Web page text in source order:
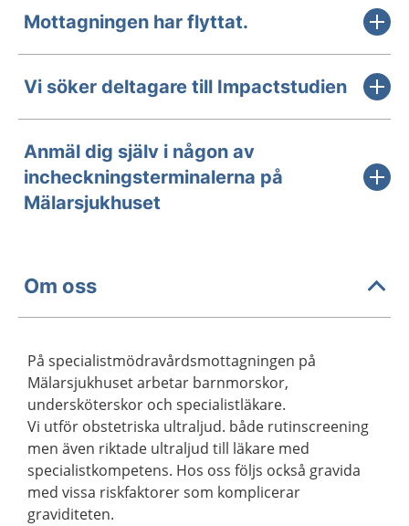
Mottagningen har flyttat.
Vi söker deltagare till Impactstudien
Anmäl dig själv i någon av
incheckningsterminalerna på
Mälarsjukhuset
Om oss
På specialistmödravårdsmottagningen på
Mälarsjukhuset arbetar barnmorskor,
undersköterskor och specialistläkare.
Vi utför obstetriska ultraljud. både rutinscreening
men även riktade ultraljud till läkare med
specialistkompetens. Hos oss följs också gravida
med vissa riskfaktorer som komplicerar
graviditeten.